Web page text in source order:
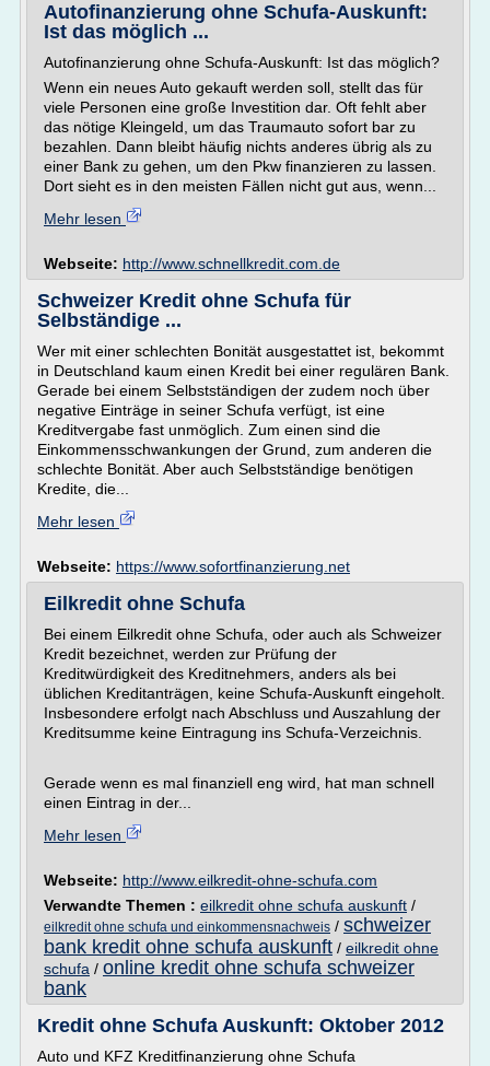
Autofinanzierung ohne Schufa-Auskunft:
Ist das möglich ...
Autofinanzierung ohne Schufa-Auskunft: Ist das möglich?
Wenn ein neues Auto gekauft werden soll, stellt das für
viele Personen eine große Investition dar. Oft fehlt aber
das nötige Kleingeld, um das Traumauto sofort bar zu
bezahlen. Dann bleibt häufig nichts anderes übrig als zu
einer Bank zu gehen, um den Pkw finanzieren zu lassen.
Dort sieht es in den meisten Fällen nicht gut aus, wenn...
Mehr lesen
Webseite: http://www.schnellkredit.com.de
Schweizer Kredit ohne Schufa für
Selbständige ...
Wer mit einer schlechten Bonität ausgestattet ist, bekommt
in Deutschland kaum einen Kredit bei einer regulären Bank.
Gerade bei einem Selbstständigen der zudem noch über
negative Einträge in seiner Schufa verfügt, ist eine
Kreditvergabe fast unmöglich. Zum einen sind die
Einkommensschwankungen der Grund, zum anderen die
schlechte Bonität. Aber auch Selbstständige benötigen
Kredite, die...
Mehr lesen
Webseite: https://www.sofortfinanzierung.net
Eilkredit ohne Schufa
Bei einem Eilkredit ohne Schufa, oder auch als Schweizer
Kredit bezeichnet, werden zur Prüfung der
Kreditwürdigkeit des Kreditnehmers, anders als bei
üblichen Kreditanträgen, keine Schufa-Auskunft eingeholt.
Insbesondere erfolgt nach Abschluss und Auszahlung der
Kreditsumme keine Eintragung ins Schufa-Verzeichnis.
Gerade wenn es mal finanziell eng wird, hat man schnell
einen Eintrag in der...
Mehr lesen
Webseite: http://www.eilkredit-ohne-schufa.com
Verwandte Themen : eilkredit ohne schufa auskunft /
eilkredit ohne schufa und einkommensnachweis / schweizer
bank kredit ohne schufa auskunft / eilkredit ohne
schufa / online kredit ohne schufa schweizer
bank
Kredit ohne Schufa Auskunft: Oktober 2012
Auto und KFZ Kreditfinanzierung ohne Schufa